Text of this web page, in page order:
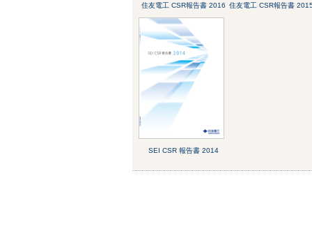
住友電工 CSR報告書 2016 住友電工 CSR報告書
SEI CSR 報告書 2014